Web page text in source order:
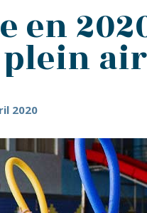
en
plein air
2020